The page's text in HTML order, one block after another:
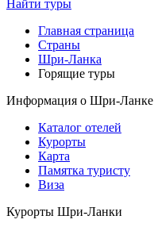
Найти туры
Главная страница
Cтраны
Шри-Ланка
Горящие туры
Информация о Шри-Ланке
Каталог отелей
Курорты
Карта
Памятка туристу
Виза
Курорты Шри-Ланки